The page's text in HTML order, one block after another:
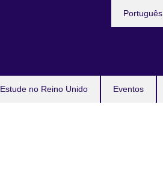
Estude no Reino Unido Eventos
Português